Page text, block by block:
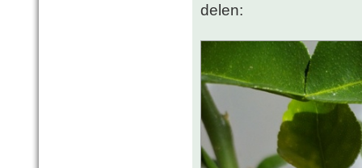
delen: